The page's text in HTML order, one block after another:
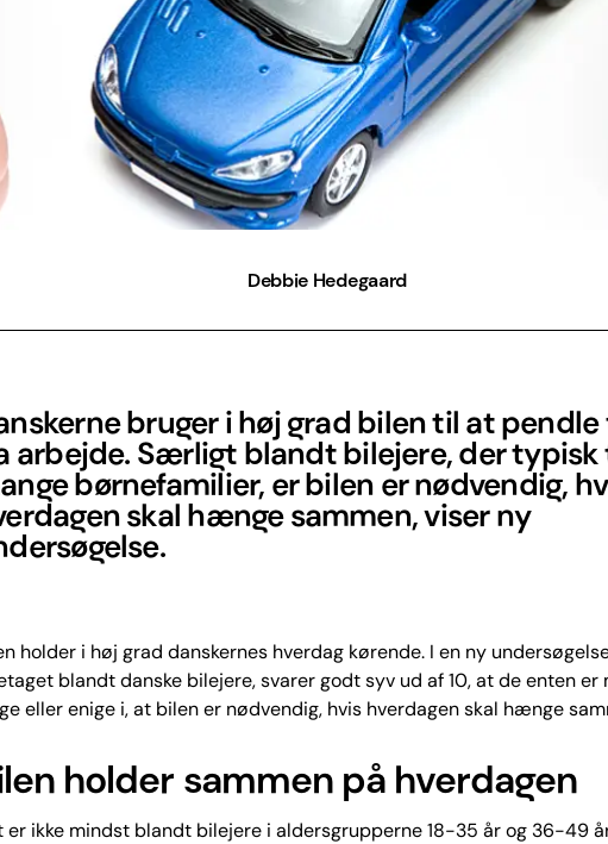
Debbie Hedegaard
bruger i høj grad bilen til at pendle
arbejde. Særligt blandt bilejere, der
børnefamilier, er bilen er nødvendig,
skal hænge sammen, viser ny
holder i høj grad danskernes hverdag kørende. I en ny
blandt danske bilejere, svarer godt syv ud af 10, at de enten er
eller enige i, at bilen er nødvendig, hvis hverdagen skal hænge
holder sammen på hverdagen
er ikke mindst blandt bilejere i aldersgrupperne 18-35 år og 36-49